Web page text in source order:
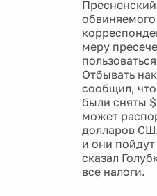
меру
Отбывать
сообщил, что
были сняты
может
долларов
и они
сказал
все налоги.